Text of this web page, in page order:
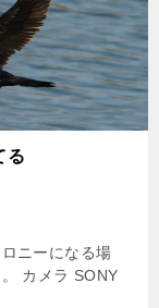
る
ニーになる場
カメラ SONY